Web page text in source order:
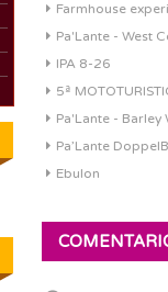
Farmhouse
Pa'Lante - West
IPA 8-26
5ª
Pa'Lante - Barley
Pa’Lante
Ebulon